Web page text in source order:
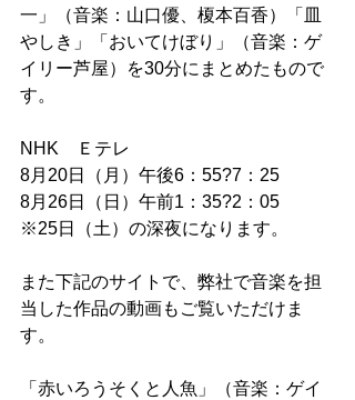
一」（音楽：山口優、榎本百香）「皿
やしき」「おいてけぼり」（音楽：ゲ
イリー芦屋）を30分にまとめたもので
す。
NHK　Ｅテレ
8月20日（月）午後6：55?7：25
8月26日（日）午前1：35?2：05
※25日（土）の深夜になります。
また下記のサイトで、弊社で音楽を担
当した作品の動画もご覧いただけま
す。
「赤いろうそくと人魚」（音楽：ゲイ